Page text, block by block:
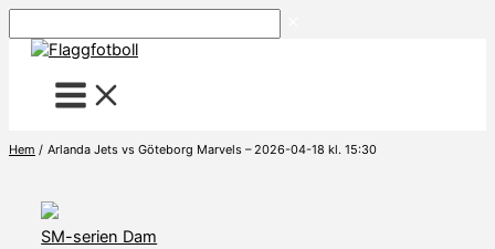
till
Hem Arlanda Jets vs Göteborg Marvels – 2026-04-18 kl. 15:30
SM-serien Dam